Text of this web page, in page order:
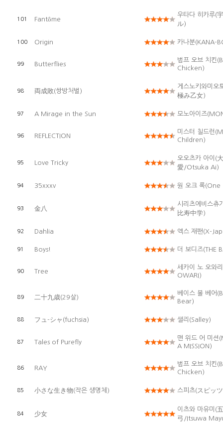
101 Fantôme
우타다 히카루(
ル)
100 Origin 카나분(KANA-
99 Butterflies
범프 오브 치킨
Chicken)
98 両成敗(쌍방처벌)
게스노키와미오
極み乙女)
97 A Mirage in the Sun 모노아이즈
96 REFLECTION
미스터 칠드런
Children)
95 Love Tricky
오오츠카 아이(
愛/Otsuka Ai)
94 35xxxv 원 오크 록
93 金八
시리츠에비스츄
比寿中学)
92 Dahlia 엑스 재팬(X-
91 Boys! 더 보디즈(THE
90 Tree
세카이 노 오와
OWARI)
89 二十九歳(29살)
베이스 볼 베어
Bear)
88 フュ-シャ(fuchsia) 샐리(Salley)
87 Tales of Purefly
맨 위드 어 미션
A MISSION)
86 RAY
범프 오브 치킨
Chicken)
85 小さな生き物(작은 생명체) 스피츠(スピッ
84 少女
이츠와 마유미(
弓/Itsuwa